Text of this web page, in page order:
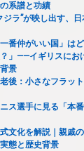
系譜と功績
ジラ”が映し出す、
番仲がいい国」は
？」——イギリスに
景
後：小さなフラッ
ス選手に見る「本
文化を解説｜親戚
態と歴史背景